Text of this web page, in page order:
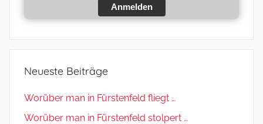
Anmelden
Neueste Beiträge
Worüber man in Fürstenfeld fliegt …
Worüber man in Fürstenfeld stolpert …